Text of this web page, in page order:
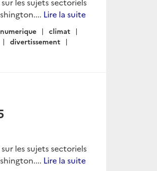
Lire la suite
numerique
climat
divertissement
les sujets sectoriels
Lire la suite